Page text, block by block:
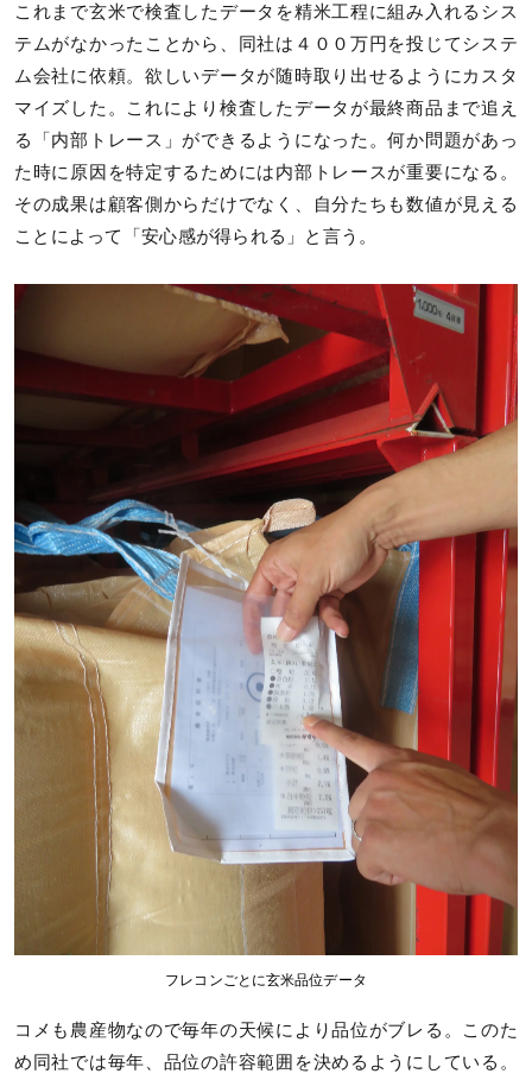
これまで玄米で検査したデータを精米工程に組み入れるシス
テムがなかったことから、同社は４００万円を投じてシステ
ム会社に依頼。欲しいデータが随時取り出せるようにカスタ
マイズした。これにより検査したデータが最終商品まで追え
る「内部トレース」ができるようになった。何か問題があっ
た時に原因を特定するためには内部トレースが重要になる。
その成果は顧客側からだけでなく、自分たちも数値が見える
ことによって「安心感が得られる」と言う。
フレコンごとに玄米品位データ
コメも農産物なので毎年の天候により品位がブレる。このた
め同社では毎年、品位の許容範囲を決めるようにしている。